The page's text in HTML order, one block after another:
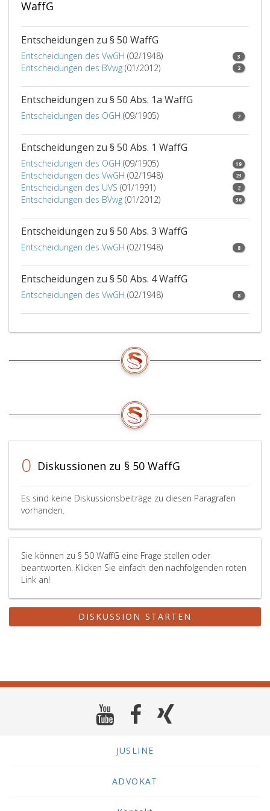
verwirklicht
hat
an
diesem
beteiligt
war.
WaffG
Entscheidungen zu § 50 WaffG
Entscheidungen des VwGH (02/1948) 3
Entscheidungen des BVwg (01/2012) 2
Entscheidungen zu § 50 Abs. 1a WaffG
Entscheidungen des OGH (09/1905) 2
Entscheidungen zu § 50 Abs. 1 WaffG
Entscheidungen des OGH (09/1905) 19
Entscheidungen des VwGH (02/1948) 23
Entscheidungen des UVS (01/1991) 2
Entscheidungen des BVwg (01/2012) 36
Entscheidungen zu § 50 Abs. 3 WaffG
Entscheidungen des VwGH (02/1948) 8
Entscheidungen zu § 50 Abs. 4 WaffG
Entscheidungen des VwGH (02/1948) 8
0 Diskussionen zu § 50 WaffG
Es sind keine Diskussionsbeiträge zu diesen Paragrafen
vorhanden.
Sie können zu § 50 WaffG eine Frage stellen oder
beantworten. Klicken Sie einfach den nachfolgenden roten
Link an!
DISKUSSION STARTEN
JUSLINE
ADVOKAT